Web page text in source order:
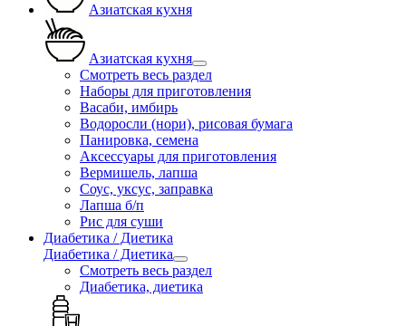
Азиатская кухня
Азиатская кухня
Смотреть весь раздел
Наборы для приготовления
Васаби, имбирь
Водоросли (нори), рисовая бумага
Панировка, семена
Аксессуары для приготовления
Вермишель, лапша
Соус, уксус, заправка
Лапша б/п
Рис для суши
Диабетика / Диетика
Диабетика / Диетика
Смотреть весь раздел
Диабетика, диетика